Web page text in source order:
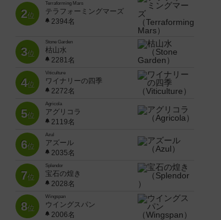
2位
Terraforming Mars
テラフォーミングマーズ
2394名
3位
Stone Garden
枯山水
2281名
4位
Viticulture
ワイナリーの四季
2272名
5位
Agricola
アグリコラ
2119名
6位
Azul
アズール
2035名
7位
Splendor
宝石の煌き
2028名
8位
Wingspan
ウイングスパン
2006名